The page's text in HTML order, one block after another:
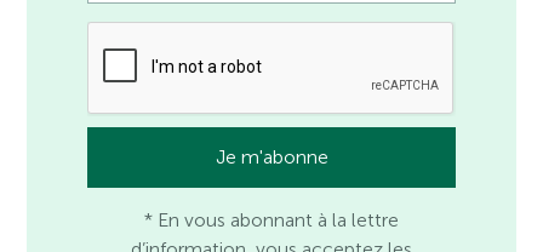
* En vous abonnant à la lettre